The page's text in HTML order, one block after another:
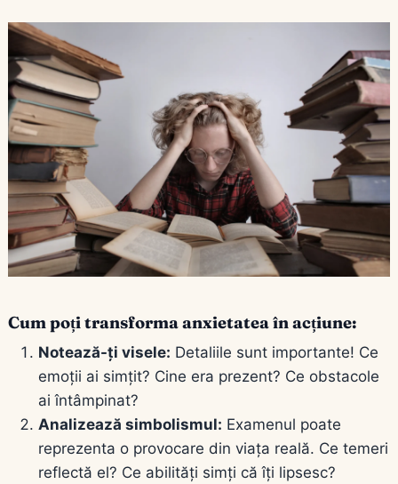
Cum poți transforma anxietatea în acțiune:
Notează-ți visele: Detaliile sunt importante! Ce
emoții ai simțit? Cine era prezent? Ce obstacole
ai întâmpinat?
Analizează simbolismul: Examenul poate
reprezenta o provocare din viața reală. Ce temeri
reflectă el? Ce abilități simți că îți lipsesc?